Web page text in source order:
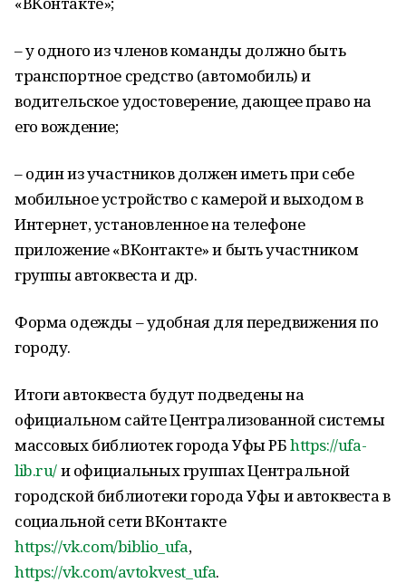
– у одного из членов команды должно быть
транспортное средство (автомобиль) и
водительское удостоверение, дающее право на
его вождение;
– один из участников должен иметь при себе
мобильное устройство с камерой и выходом в
Интернет, установленное на телефоне
приложение «ВКонтакте» и быть участником
группы автоквеста и др.
Форма одежды – удобная для передвижения по
городу.
Итоги автоквеста будут подведены на
официальном сайте Централизованной системы
массовых библиотек города Уфы РБhttps://ufa-
lib.ru/и официальных группах Центральной
городской библиотеки города Уфы и автоквеста в
социальной сети ВКонтакте
https://vk.com/biblio_ufa,
https://vk.com/avtokvest_ufa.